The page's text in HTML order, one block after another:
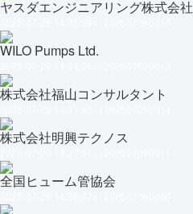
ヤスダエンジニアリング株式会社
WILO Pumps Ltd.
株式会社福山コンサルタント
株式会社明興テクノス
全国ヒューム管協会